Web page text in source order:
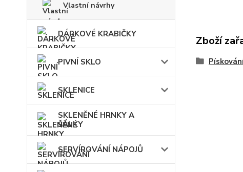
Vlastní návrhy
DÁRKOVÉ KRABIČKY
PIVNÍ SKLO
SKLENICE
SKLENĚNÉ HRNKY A
ŠÁLKY
SERVÍROVÁNÍ NÁPOJŮ
Zboží